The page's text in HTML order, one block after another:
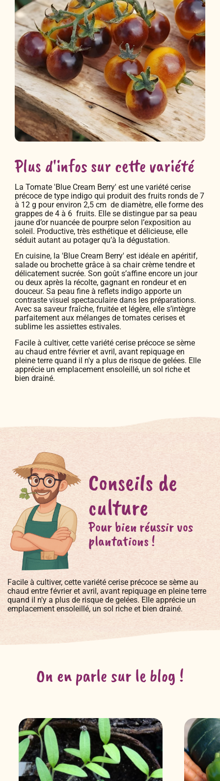
Plus d'infos sur cette variété
La Tomate 'Blue Cream Berry' est une variété cerise
précoce de type indigo qui produit des fruits ronds de 7
à 12 g pour environ 2,5 cm de diamètre, elle forme des
grappes de 4 à 6 fruits. Elle se distingue par sa peau
jaune d’or nuancée de pourpre selon l’exposition au
soleil. Productive, très esthétique et délicieuse, elle
séduit autant au potager qu’à la dégustation.
En cuisine, la 'Blue Cream Berry' est idéale en apéritif,
salade ou brochette grâce à sa chair crème tendre et
délicatement sucrée. Son goût s’affine encore un jour
ou deux après la récolte, gagnant en rondeur et en
douceur. Sa peau fine à reflets indigo apporte un
contraste visuel spectaculaire dans les préparations.
Avec sa saveur fraîche, fruitée et légère, elle s’intègre
parfaitement aux mélanges de tomates cerises et
sublime les assiettes estivales.
Facile à cultiver, cette variété cerise précoce se sème
au chaud entre février et avril, avant repiquage en
pleine terre quand il n'y a plus de risque de gelées. Elle
apprécie un emplacement ensoleillé, un sol riche et
bien drainé.
Conseils de
culture
Pour bien réussir vos
plantations !
Facile à cultiver, cette variété cerise précoce se sème au
chaud entre février et avril, avant repiquage en pleine terre
quand il n'y a plus de risque de gelées. Elle apprécie un
emplacement ensoleillé, un sol riche et bien drainé.
On en parle sur le blog !